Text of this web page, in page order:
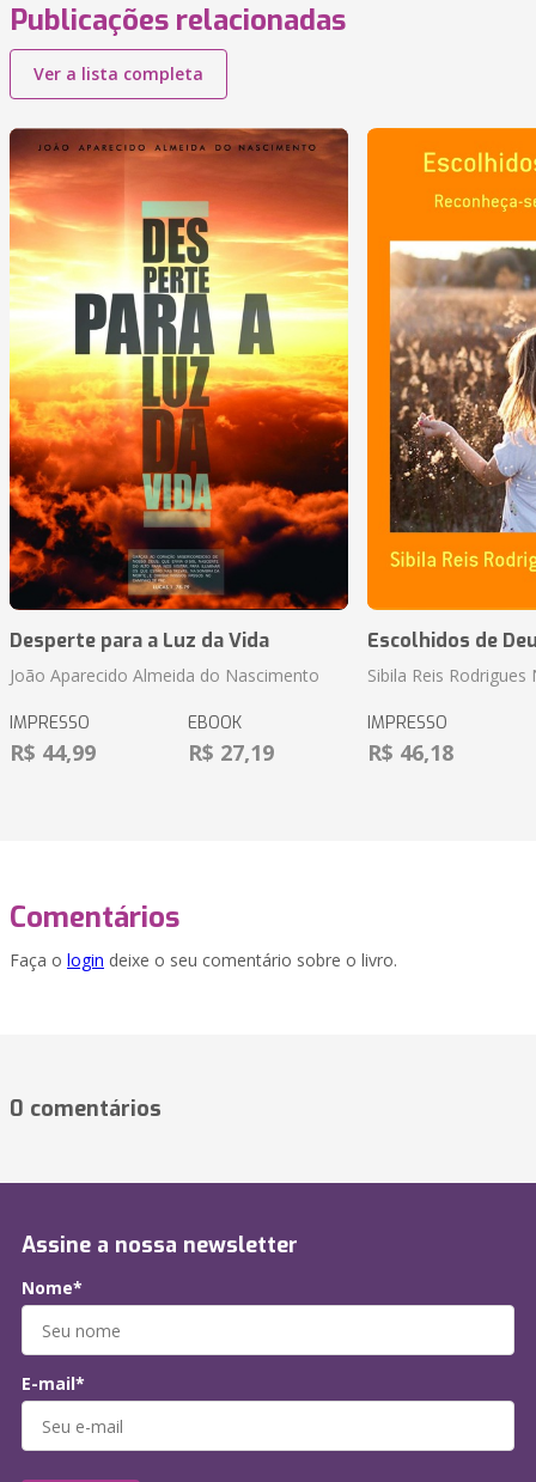
Publicações relacionadas
Ver a lista completa
Desperte para a Luz da Vida
João Aparecido Almeida do Nascimento
IMPRESSO
R$ 44,99
EBOOK
R$ 27,19
Escolhidos de
Sibila Reis
IMPRESSO
R$ 46,18
Comentários
Faça o login deixe o seu comentário sobre o livro.
0 comentários
Assine a nossa newsletter
Nome*
E-mail*